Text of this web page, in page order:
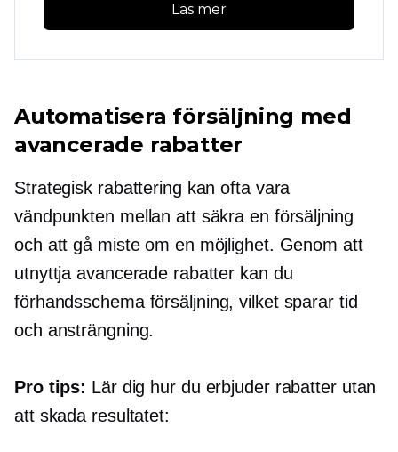
Läs mer
Automatisera försäljning med
avancerade rabatter
Strategisk rabattering kan ofta vara
vändpunkten mellan att säkra en försäljning
och att gå miste om en möjlighet. Genom att
utnyttja avancerade rabatter kan du
förhandsschemaförsäljning, vilket sparar tid
och ansträngning.
Pro tips: Lär dig hur du erbjuder rabatter utan
att skada resultatet: